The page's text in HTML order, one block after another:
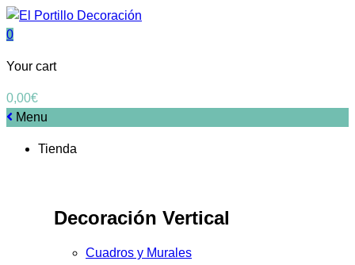
0
Your cart
0,00€
Menu
Tienda
Decoración Vertical
Cuadros y Murales